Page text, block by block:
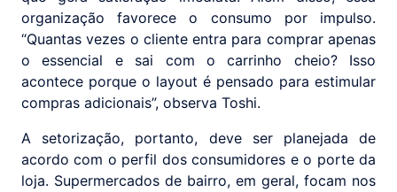
organização favorece o consumo por impulso.
“Quantas vezes o cliente entra para comprar apenas
o essencial e sai com o carrinho cheio? Isso
acontece porque o layout é pensado para estimular
compras adicionais”, observa Toshi.
A setorização, portanto, deve ser planejada de
acordo com o perfil dos consumidores e o porte da
loja. Supermercados de bairro, em geral, focam nos